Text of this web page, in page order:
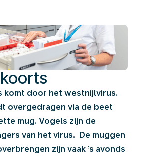
komt door het westnijlvirus.
overgedragen via de beet
mug. Vogels zijn de
van het virus. De muggen
zijn vaak ’s avonds